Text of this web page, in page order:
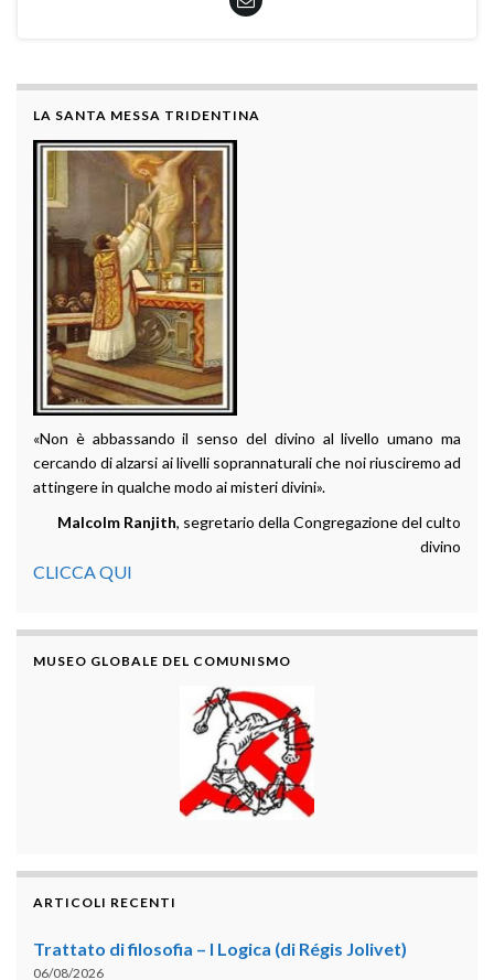
LA SANTA MESSA TRIDENTINA
«Non è abbassando il senso del divino al livello umano ma
cercando di alzarsi ai livelli soprannaturali che noi riusciremo ad
attingere in qualche modo ai misteri divini».
Malcolm Ranjith, segretario della Congregazione del culto
divino
CLICCA QUI
MUSEO GLOBALE DEL COMUNISMO
ARTICOLI RECENTI
Trattato di filosofia – I Logica (di Régis Jolivet)
06/08/2026